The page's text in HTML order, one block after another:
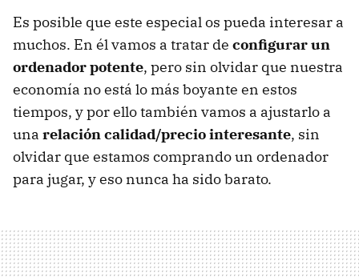
Es posible que este especial os pueda interesar a
muchos. En él vamos a tratar de configurar un
ordenador potente, pero sin olvidar que nuestra
economía no está lo más boyante en estos
tiempos, y por ello también vamos a ajustarlo a
una relación calidad/precio interesante, sin
olvidar que estamos comprando un ordenador
para jugar, y eso nunca ha sido barato.